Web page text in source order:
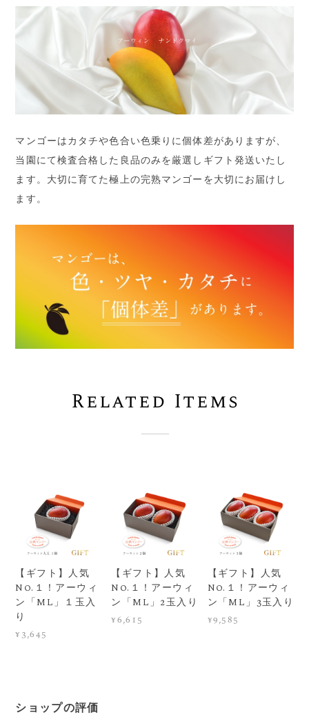
マンゴーはカタチや色合い色乗りに個体差がありますが、
当園にて検査合格した良品のみを厳選しギフト発送いたし
ます。大切に育てた極上の完熟マンゴーを大切にお届けし
ます。
Related Items
【ギフト】人気
No.１！アーウィ
ン「ML」１玉入
り
¥3,645
【ギフト】人気
No.１！アーウィ
ン「ML」2玉入り
¥6,615
【ギフト】人気
No.１！アーウィ
ン「ML」3玉入り
¥9,585
ショップの評価